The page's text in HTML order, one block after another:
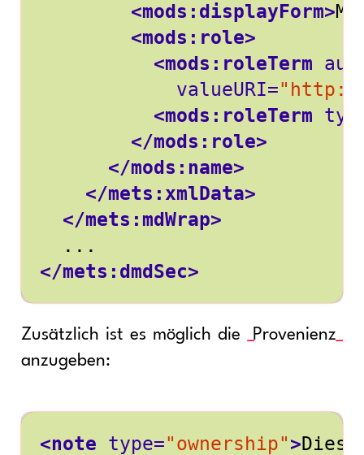
<mods:displayForm>
<mods:role>
<mods:roleTerm
valueURI=
<mods:roleTerm
</mods:role>
</mods:name>
</mets:xmlData>
</mets:mdWrap>
</mets:dmdSec>
Zusätzlich ist es möglich die
Provenienz
anzugeben:
<note type="ownership">